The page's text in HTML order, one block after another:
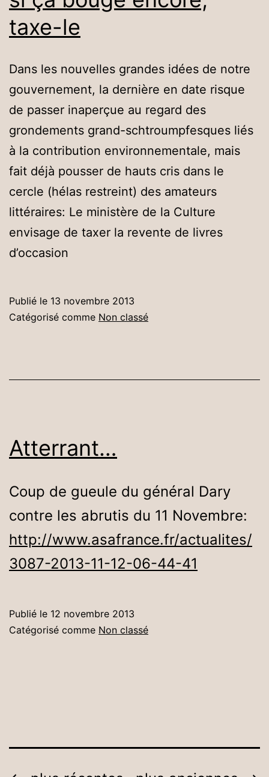
taxe-le
Dans les nouvelles grandes idées de notre
gouvernement, la dernière en date risque
de passer inaperçue au regard des
grondements grand-schtroumpfesques liés
à la contribution environnementale, mais
fait déjà pousser de hauts cris dans le
cercle (hélas restreint) des amateurs
littéraires: Le ministère de la Culture
envisage de taxer la revente de livres
d’occasion
Publié le 13 novembre 2013
Catégorisé comme Non classé
Atterrant…
Coup de gueule du général Dary
contre les abrutis du 11 Novembre:
http://www.asafrance.fr/actualites/
3087-2013-11-12-06-44-41
Publié le 12 novembre 2013
Catégorisé comme Non classé